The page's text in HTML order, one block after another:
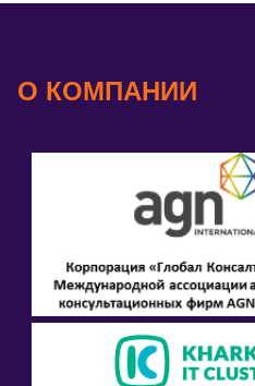
О КОМПАНИИ